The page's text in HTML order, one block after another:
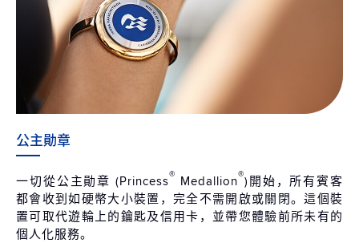
公主勛章
一切從公主勛章 (Princess® Medallion®)開始，所有賓客
都會收到如硬幣大小裝置，完全不需開啟或關閉。這個裝
置可取代遊輪上的鑰匙及信用卡，並帶您體驗前所未有的
個人化服務。